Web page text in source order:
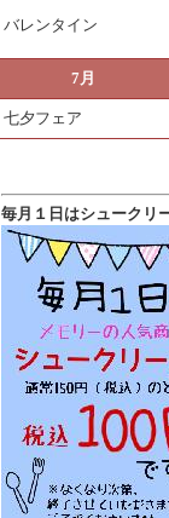
バレンタイン
7月
七夕フェア
毎月１日はシュークリ